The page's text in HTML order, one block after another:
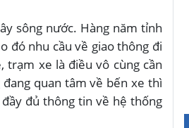
sông nước. Hàng năm tỉnh
đó nhu cầu về giao thông đi
trạm xe là điều vô cùng cần
quan tâm về bến xe thì
đủ thông tin về hệ thống